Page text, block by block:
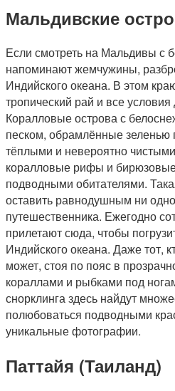
Мальдивские
Если смотреть на Мальдивы с
напоминают жемчужины,
Индийского океана. В этом
тропический рай и все
Коралловые острова с
песком, обрамлённые
тёплыми и невероятно
коралловые рифы и
подводными обитателями.
оставить равнодушным ни
путешественника. Ежегодно
прилетают сюда, чтобы
Индийского океана. Даже тот,
может, стоя по пояс в
кораллами и рыбками под
снорклинга здесь найдут
полюбоваться подводными
уникальные фотографии.
Паттайя (Таиланд)